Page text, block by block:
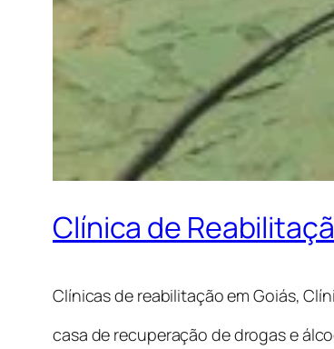
Clínica de
Clínicas de reabilitação em Goiás,
casa de recuperação de drogas e